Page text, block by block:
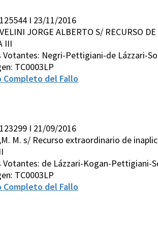
I 23/11/2016
JORGE ALBERTO S/ RECURSO
III
Votantes: Negri-Pettigiani-de Lázzari-
TC0003LP
Completo del Fallo
I 21/09/2016
M. s/ Recurso extraordinario de
Votantes: de Lázzari-Kogan-Pettigiani-
TC0003LP
Completo del Fallo